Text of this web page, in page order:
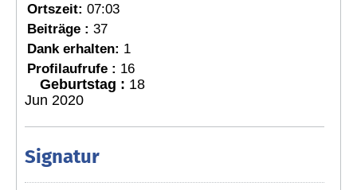
Ortszeit: 07:03
Beiträge : 37
Dank erhalten: 1
Profilaufrufe : 16
Geburtstag : 18
Jun 2020
Signatur